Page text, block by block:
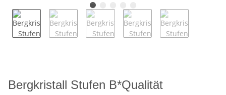
Bergkristall Stufen B*Qualität